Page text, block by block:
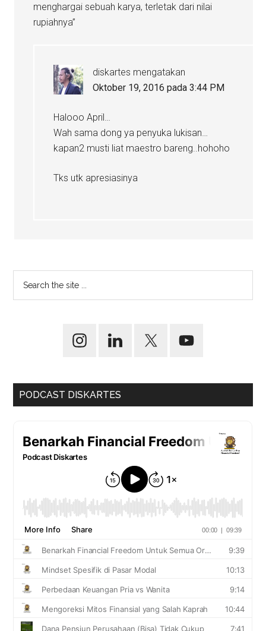
menghargai sebuah karya, terletak dari nilai
rupiahnya”
diskartes mengatakan
Oktober 19, 2016 pada 3:44 PM
Halooo April…
Wah sama dong ya penyuka lukisan…
kapan2 musti liat maestro bareng..hohoho
Tks utk apresiasinya
PODCAST DISKARTES